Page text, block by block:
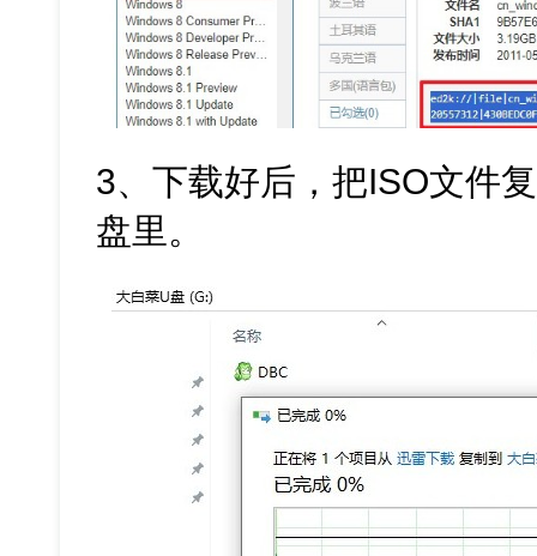
3、下载好后，把ISO文件
盘里。